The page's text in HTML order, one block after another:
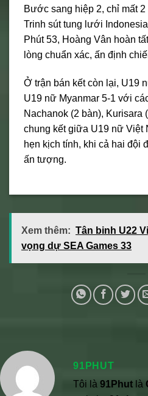
Bước sang hiệp 2, chỉ mất
Trinh sút tung lưới
Phút 53, Hoàng Vân hoàn
lòng chuẩn xác, ấn định
Ở trận bán kết còn lại, U19
U19 nữ Myanmar 5-1 với
Nachanok (2 bàn), Kurisara
chung kết giữa U19 nữ Việt
hẹn kịch tính, khi cả hai đội
ấn tượng.
Xem thêm: Tân binh U22
vọng dự SEA Games 33
91PHUT
Tôi là 91Phut là